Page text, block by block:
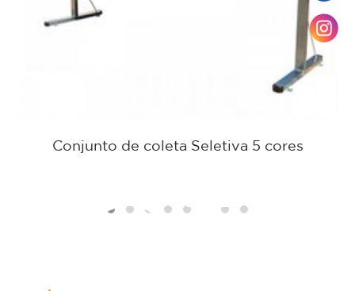
Conjunto de coleta Seletiva 5 cores